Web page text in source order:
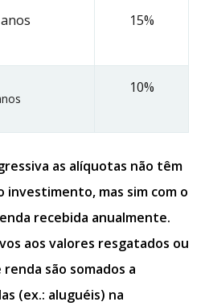
15%
10%
a as alíquotas não têm
investimento, mas sim com o
recebida anualmente.
aos valores resgatados ou
são somados a
(ex.: aluguéis) na